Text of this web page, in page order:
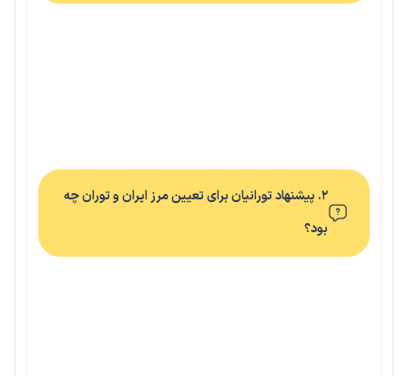
۲. پیشنهاد تورانیان برای تعیین مرز ایران و توران چه
بود؟